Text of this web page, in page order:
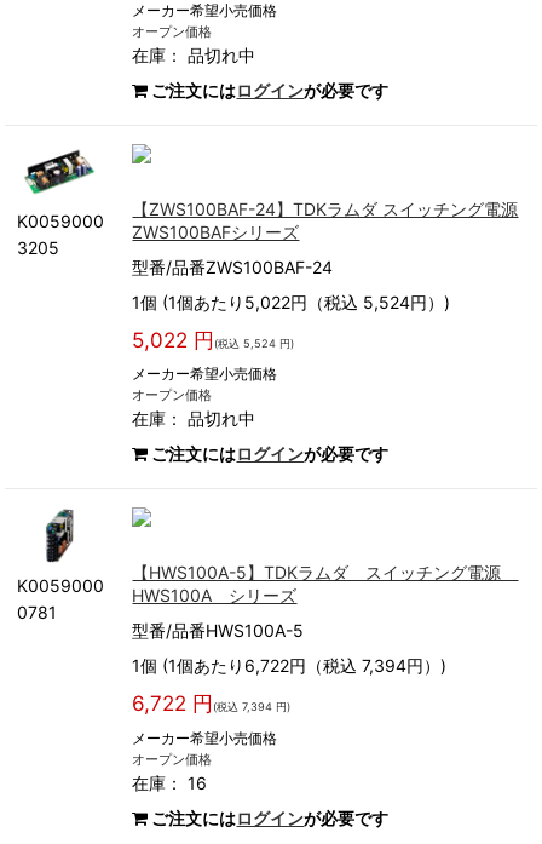
メーカー希望小売価格
オープン価格
在庫：品切れ中
ご注文にはログインが必要です
K0059000
3205
【ZWS100BAF-24】TDKラムダ スイッチング電源
ZWS100BAFシリーズ
型番/品番ZWS100BAF-24
1個 (1個あたり5,022円（税込 5,524円）)
5,022 円 (税込 5,524 円)
メーカー希望小売価格
オープン価格
在庫：品切れ中
ご注文にはログインが必要です
K0059000
0781
【HWS100A-5】TDKラムダ スイッチング電源
HWS100A シリーズ
型番/品番HWS100A-5
1個 (1個あたり6,722円（税込 7,394円）)
6,722 円 (税込 7,394 円)
メーカー希望小売価格
オープン価格
在庫： 16
ご注文にはログインが必要です